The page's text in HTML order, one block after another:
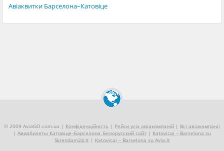
Авіаквитки Барселона–Катовіце
© 2009 AviaGO.com.ua | Конфіденційність | Рейси усіх авіакомпаній | Всі авіакомпанії
| Авиабилеты Катовіце–Барселона, Белорусский сайт | Katovicai – Barselona su
Skrendam24.lt | Katovicai – Barselona su Avia.lt